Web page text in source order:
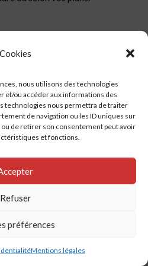
Cookies
nous utilisons des technologies
et/ou accéder aux informations des
technologies nous permettra de traiter
de navigation ou les ID uniques sur
ou de retirer son consentement peut avoir
et fonctions.
Refuser
préférences
Mentions légales
F5
à étagepensée
vie, de la naissance